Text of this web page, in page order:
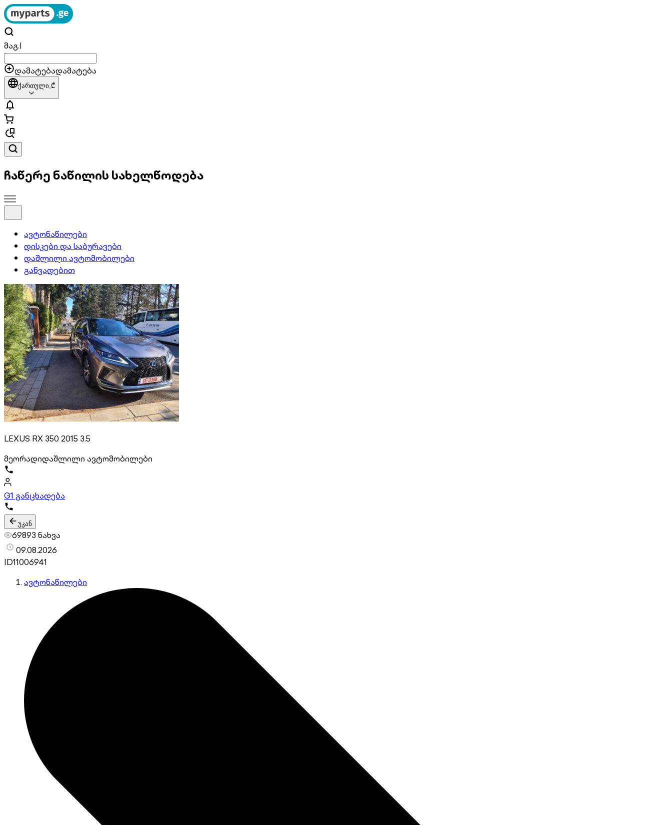
მაგ.|
დამატებადამატება
ქართული,₾
ჩაწერე ნაწილის სახელწოდება
ავტონაწილები
დისკები და საბურავები
დაშლილი ავტომობილები
განვადებით
LEXUS RX 350 2015 3.5
მეორადიდაშლილი ავტომობილები
G1 განცხადება
უკან
69893 ნახვა
09.08.2026
ID11006941
ავტონაწილები